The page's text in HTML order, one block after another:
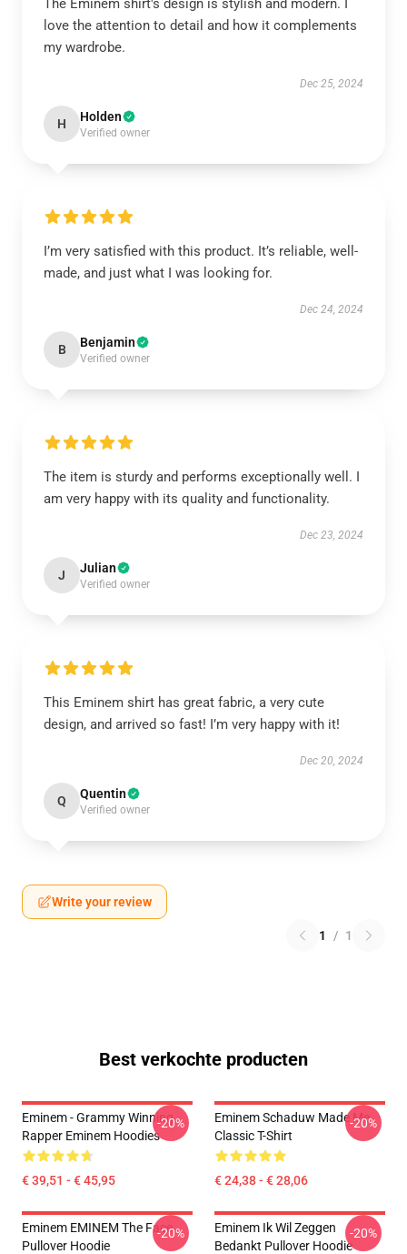
The Eminem shirt's design is stylish and modern. I
love the attention to detail and how it complements
my wardrobe.
Dec 25, 2024
H Holden
Verified owner
I’m very satisfied with this product. It’s reliable, well-
made, and just what I was looking for.
Dec 24, 2024
B Benjamin
Verified owner
The item is sturdy and performs exceptionally well. I
am very happy with its quality and functionality.
Dec 23, 2024
J Julian
Verified owner
This Eminem shirt has great fabric, a very cute
design, and arrived so fast! I’m very happy with it!
Dec 20, 2024
Q Quentin
Verified owner
Write your review
1 / 1
Best verkochte producten
Eminem - Grammy Winning
Rapper Eminem Hoodies
€ 39,51 - € 45,95
-20%
Eminem Schaduw Made Me
Classic T-Shirt
€ 24,38 - € 28,06
-20%
Eminem EMINEM The Face
Pullover Hoodie
-20%
Eminem Ik Wil Zeggen
Bedankt Pullover Hoodie
-20%